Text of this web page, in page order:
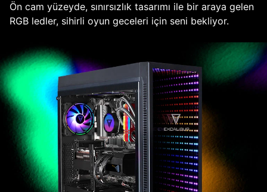
Ön cam yüzeyde, sınırsızlık tasarımı ile bir araya gelen
RGB ledler, sihirli oyun geceleri için seni bekliyor.